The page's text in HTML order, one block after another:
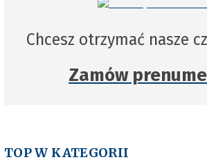
Chcesz otrzymać nasze
Zamów
TOP W KATEGORII